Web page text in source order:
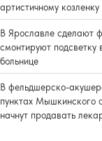
артистичному козленку
В Ярославле сделают
смонтируют подсветку
больнице
В фельдшерско-
пунктах Мышкинского
начнут продавать